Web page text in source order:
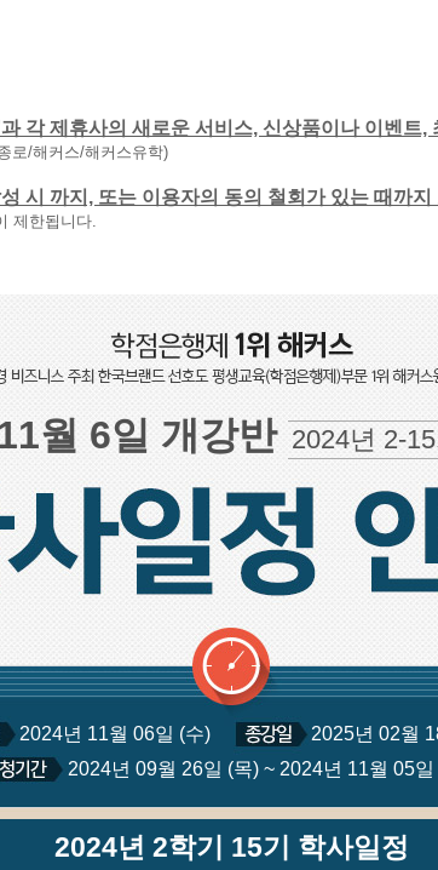
각 제휴사의 새로운 서비스, 신상품이나 이벤트
로/해커스/해커스유학)
시 까지, 또는 이용자의 동의 철회가 있는 때까
제한됩니다.